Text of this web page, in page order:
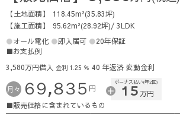
土地面積
118.45m²(35.83坪)
施工面積
95.62m²(28.92坪)/ 3LDK
オール電化
即入居可
20年保証
お支払例
3,580万円借入 金利 1.25 ％ 40 年返済 変動金利
月々 ６９,８３５ 円
ボーナス払い(年2回)
１５ 万円
販売価格に含まれているもの